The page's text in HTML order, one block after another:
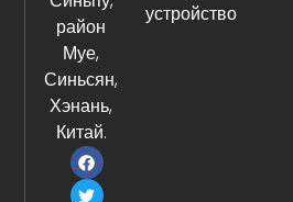
район
Муе,
Синьсян,
Хэнань,
Китай.
устройство